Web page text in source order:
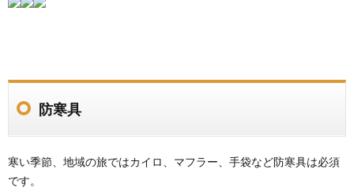
防寒具
寒い季節、地域の旅ではカイロ、マフラー、手袋など防寒具は必須
です。